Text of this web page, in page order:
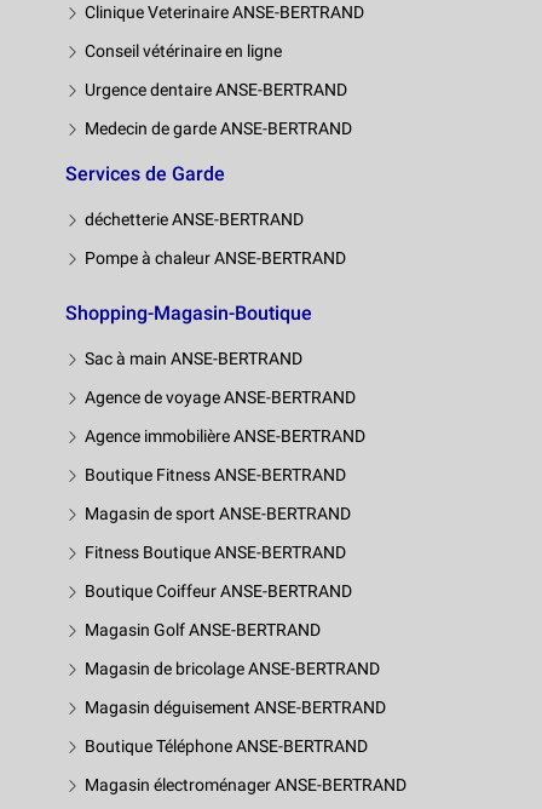
Clinique Veterinaire ANSE-BERTRAND
Conseil vétérinaire en ligne
Urgence dentaire ANSE-BERTRAND
Medecin de garde ANSE-BERTRAND
Services de Garde
déchetterie ANSE-BERTRAND
Pompe à chaleur ANSE-BERTRAND
Shopping-Magasin-Boutique
Sac à main ANSE-BERTRAND
Agence de voyage ANSE-BERTRAND
Agence immobilière ANSE-BERTRAND
Boutique Fitness ANSE-BERTRAND
Magasin de sport ANSE-BERTRAND
Fitness Boutique ANSE-BERTRAND
Boutique Coiffeur ANSE-BERTRAND
Magasin Golf ANSE-BERTRAND
Magasin de bricolage ANSE-BERTRAND
Magasin déguisement ANSE-BERTRAND
Boutique Téléphone ANSE-BERTRAND
Magasin électroménager ANSE-BERTRAND